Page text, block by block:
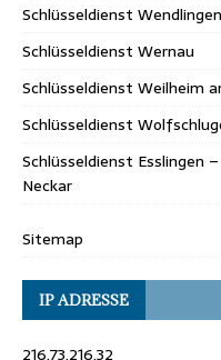
Schlüsseldienst Wendlingen
Schlüsseldienst Wernau
Schlüsseldienst Weilheim
Schlüsseldienst
Schlüsseldienst Esslingen
Neckar
Sitemap
IP ADRESSE
216.73.216.32